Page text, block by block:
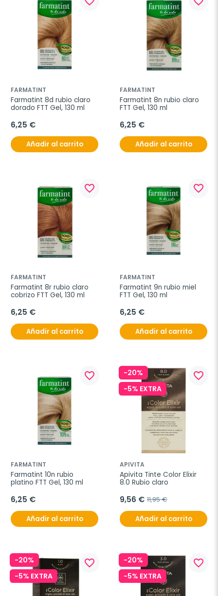
FARMATINT
Farmatint 8d rubio claro
dorado FTT Gel, 130 ml
6,25 €
Añadir al carrito
FARMATINT
Farmatint 8n rubio claro
FTT Gel, 130 ml
6,25 €
Añadir al carrito
favorite_border
FARMATINT
Farmatint 8r rubio claro
cobrizo FTT Gel, 130 ml
6,25 €
Añadir al carrito
favorite_border
FARMATINT
Farmatint 9n rubio miel
FTT Gel, 130 ml
6,25 €
Añadir al carrito
favorite_border
FARMATINT
Farmatint 10n rubio
platino FTT Gel, 130 ml
6,25 €
Añadir al carrito
-20%
-5% EXTRA
favorite_border
APIVITA
Apivita Tinte Color Elixir
8.0 Rubio claro
9,56 € 11,95 €
Añadir al carrito
-20%
-5% EXTRA
favorite_border
-20%
-5% EXTRA
favorite_border